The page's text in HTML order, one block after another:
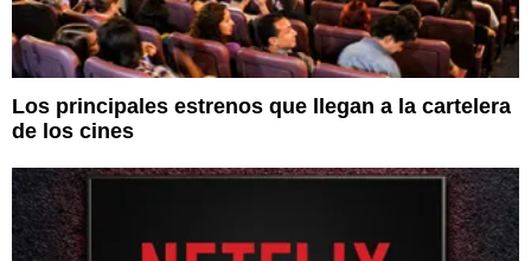
Los principales estrenos que llegan a la cartelera
de los cines